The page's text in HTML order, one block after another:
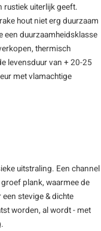
rustiek uiterlijk geeft.
hout niet erg duurzaam
een duurzaamheidsklasse
thermisch
levensduur van + 20-25
met vlamachtige
uitstraling. Een channel
plank, waarmee de
stevige & dichte
worden, al wordt - met